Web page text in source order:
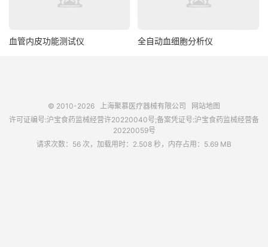
血管内皮功能测试仪 全自动血细胞分析仪
© 2010-2026 上海聚慕医疗器械有限公司
网站地图
许可证编号:沪宝食药监械经营许20220040号;备案凭证号:沪宝食药监械经营备
20220059号
请求次数：56 次，加载用时：2.508 秒，内存占用：5.69 MB